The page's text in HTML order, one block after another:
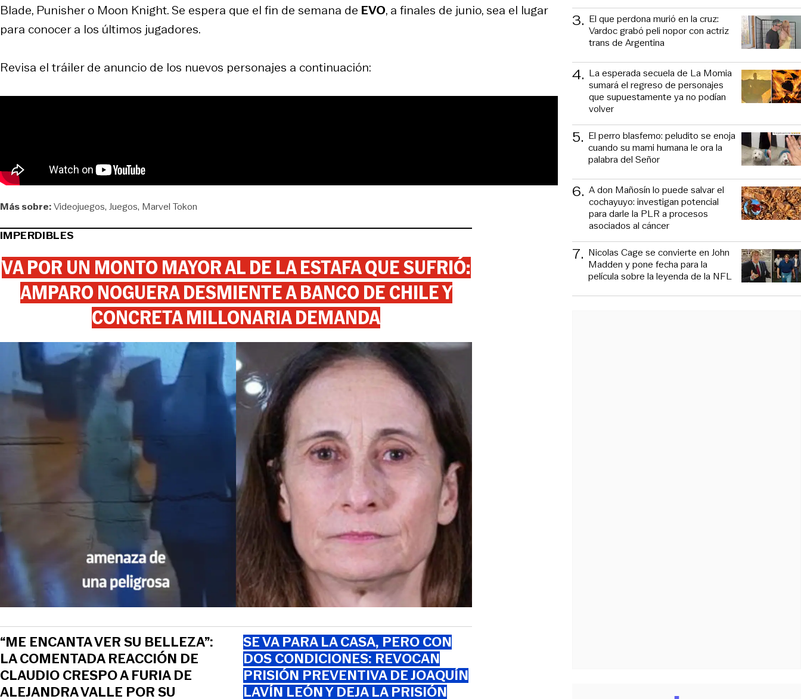
Blade, Punisher o Moon Knight. Se espera que el fin de semana de EVO, a finales de junio, sea el lugar
para conocer a los últimos jugadores.
Revisa el tráiler de anuncio de los nuevos personajes a continuación:
Más sobre:Videojuegos Juegos Marvel Tokon
IMPERDIBLES
VA POR UN MONTO MAYOR AL DE LA ESTAFA QUE SUFRIÓ:
AMPARO NOGUERA DESMIENTE A BANCO DE CHILE Y
CONCRETA MILLONARIA DEMANDA
“ME ENCANTA VER SU BELLEZA”:
LA COMENTADA REACCIÓN DE
CLAUDIO CRESPO A FURIA DE
ALEJANDRA VALLE POR SU
SE VA PARA LA CASA, PERO CON
DOS CONDICIONES: REVOCAN
PRISIÓN PREVENTIVA DE JOAQUÍN
LAVÍN LEÓN Y DEJA LA PRISIÓN
3. El que perdona murió en la cruz:
Vardoc grabó peli nopor con actriz
trans de Argentina
4. La esperada secuela de La Momia
sumará el regreso de personajes
que supuestamente ya no podían
volver
5. El perro blasfemo: peludito se enoja
cuando su mami humana le ora la
palabra del Señor
6. A don Mañosín lo puede salvar el
cochayuyo: investigan potencial
para darle la PLR a procesos
asociados al cáncer
7. Nicolas Cage se convierte en John
Madden y pone fecha para la
película sobre la leyenda de la NFL